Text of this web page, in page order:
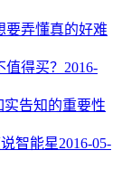
要弄懂真的好难
得买？ 2016-
实告知的重要性
智能星2016-05-